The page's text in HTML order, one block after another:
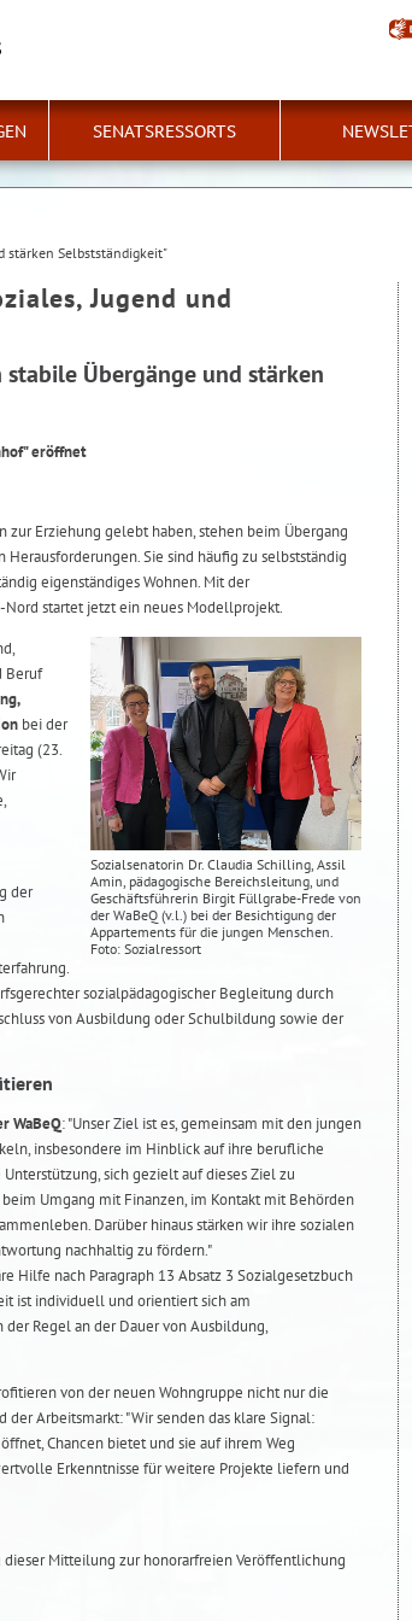
SENATSRESSORTS
stärken Selbstständigkeit"
Jugend und
Übergänge und stärken
eröffnet
Erziehung gelebt haben, stehen beim Übergang
Sie sind häufig zu selbstständig
eigenständiges Wohnen. Mit der
startet jetzt ein neues Modellprojekt.
Sozialsenatorin Dr. Claudia Schilling, Assil
Amin, pädagogische Bereichsleitung, und
Geschäftsführerin Birgit Füllgrabe-Frede von
der WaBeQ (v.l.) bei der Besichtigung der
Appartements für die jungen Menschen.
Foto: Sozialressort
Beruf
bei der
(23.
der
sozialpädagogischer Begleitung durch
von Ausbildung oder Schulbildung sowie der
WaBeQ: "Unser Ziel ist es, gemeinsam mit den jungen
insbesondere im Hinblick auf ihre berufliche
sich gezielt auf dieses Ziel zu
Umgang mit Finanzen, im Kontakt mit Behörden
Darüber hinaus stärken wir ihre sozialen
nachhaltig zu fördern."
Hilfe nach Paragraph 13 Absatz 3 Sozialgesetzbuch
ist individuell und orientiert sich am
Regel an der Dauer von Ausbildung,
von der neuen Wohngruppe nicht nur die
Arbeitsmarkt: "Wir senden das klare Signal:
Chancen bietet und sie auf ihrem Weg
Erkenntnisse für weitere Projekte liefern und
Mitteilung zur honorarfreien Veröffentlichung